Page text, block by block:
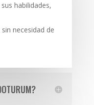
habilidades,
necesidad de